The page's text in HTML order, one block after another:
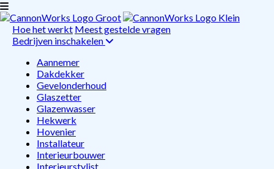
Hoe het werkt Meest gestelde vragen
Bedrijven inschakelen
Aannemer
Dakdekker
Gevelonderhoud
Glaszetter
Glazenwasser
Hekwerk
Hovenier
Installateur
Interieurbouwer
Interieurstylist